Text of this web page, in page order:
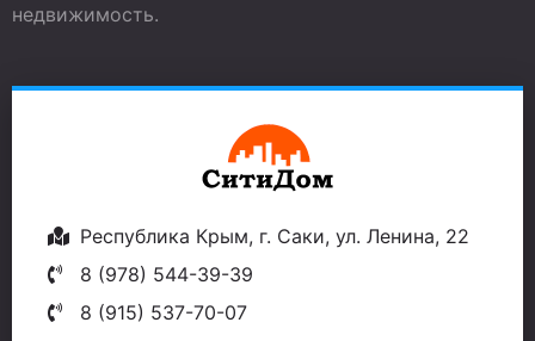
недвижимость.
Республика Крым, г. Саки, ул. Ленина, 22
8 (978) 544-39-39
8 (915) 537-70-07